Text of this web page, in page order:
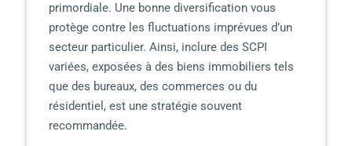
primordiale. Une bonne diversification vous
protège contre les fluctuations imprévues d’un
secteur particulier. Ainsi, inclure des SCPI
variées, exposées à des biens immobiliers tels
que des bureaux, des commerces ou du
résidentiel, est une stratégie souvent
recommandée.